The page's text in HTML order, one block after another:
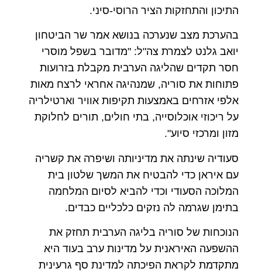
התיכון והתחזקות הציר הרוסי-סיני.
בהערכת מצב שנערכה בנושא אמר שר הביטחון
יואב גלנט לצמרת צה"ל: "מדובר בשפל מוסרי
חסר תקדים שהליגה הערבית מקבלת בזרועות
פתוחות את סוריה, שמנהיגה אחראי לרצח מאות
אלפי אזרחים באמצעות תקיפות אוויר וארטילריה
על ריכוזי אוכלוסייה, בתי חולים, תורים לחלוקת
מזון ומרכזי סיוע".
סעודיה שינתה את מדיניותה ושיפרה את קשריה
עם איראן כדי להבטיח את המשך שלטון בית
המלוכה הסעודי וכדי להביא לסיום המלחמה
בתימן שגרמה לה נזקים כלכליים כבדים.
הנוכחות של סוריה בליגה הערבית תחזק את
ההשפעה האיראנית על מדינות ערב בעוד היא
מתקדמת לקראת הפיכתה למדינת סף גרעינית